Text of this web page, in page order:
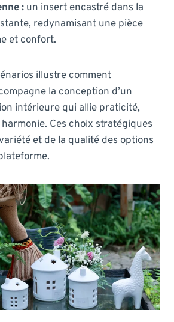
: un insert encastré dans la
redynamisant une pièce
et confort.
illustre comment
la conception d’un
intérieure qui allie praticité,
Ces choix stratégiques
et de la qualité des options